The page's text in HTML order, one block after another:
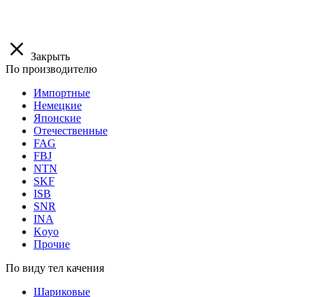
Закрыть
По производителю
Импортные
Немецкие
Японские
Отечественные
FAG
FBJ
NTN
SKF
ISB
SNR
INA
Koyo
Прочие
По виду тел качения
Шариковые